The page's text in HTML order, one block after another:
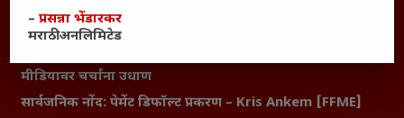
महाराष्ट्र आणि संपूर्ण भारतातील शेतकऱ्यांना मान्सूनचे महत्त्व
मीडियावर चर्चांना उधाण
सार्वजनिक नोंद: पेमेंट डिफॉल्ट प्रकरण – Kris Ankem [FFME]
–प्रसन्ना भेंडारकर
मराठी अनलिमिटेड